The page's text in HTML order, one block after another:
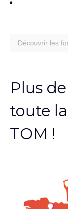
Découvrir les
Plus
toute
TOM !